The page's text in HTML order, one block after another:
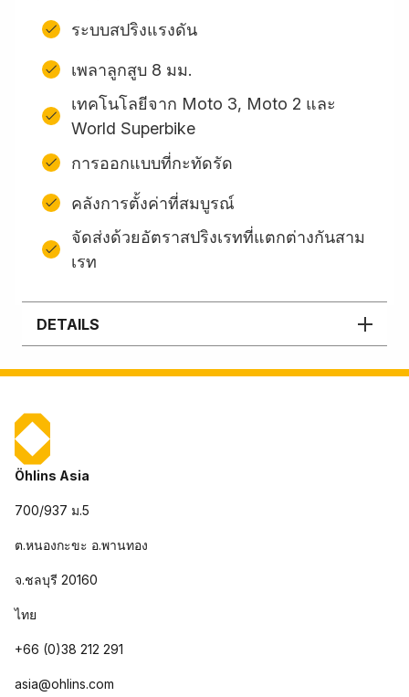
ระบบสปริงแรงดัน
เพลาลูกสูบ 8 มม.
เทคโนโลยีจาก Moto 3, Moto 2 และ
World Superbike
การออกแบบที่กะทัดรัด
คลังการตั้งค่าที่สมบูรณ์
จัดส่งด้วยอัตราสปริงเรทที่แตกต่างกันสาม
เรท
DETAILS
Öhlins Asia
700/937 ม.5
ต.หนองกะขะ อ.พานทอง
จ.ชลบุรี 20160
ไทย
+66 (0)38 212 291
asia@ohlins.com